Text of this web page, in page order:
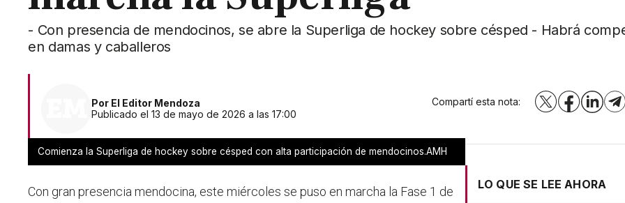
- Con presencia de mendocinos, se abre la Superliga de hockey sobre césped - Habrá
en damas y caballeros
Por El Editor Mendoza
Publicado el 13 de mayo de 2026 a las 17:00
Compartí esta nota: X Facebook
Comienza la Superliga de hockey sobre césped con alta participación de mendocinos.AMH
Con gran presencia mendocina, este miércoles se puso en marcha la Fase 1 de
LO QUE SE LEE AHORA